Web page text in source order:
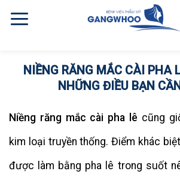
NIỀNG RĂNG MẮC CÀI PHA
NHỮNG ĐIỀU BẠN
Niềng răng mắc cài pha lê cũng
kim loại truyền thống. Điểm khác
được làm bằng pha lê trong suốt